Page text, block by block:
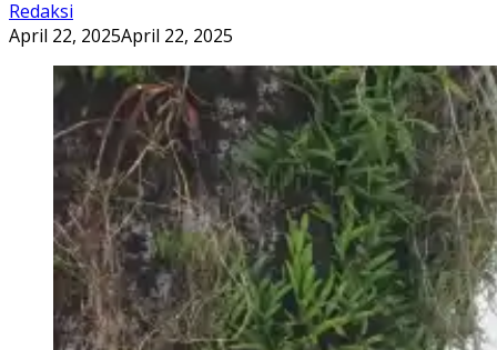
Redaksi
April 22, 2025April 22, 2025